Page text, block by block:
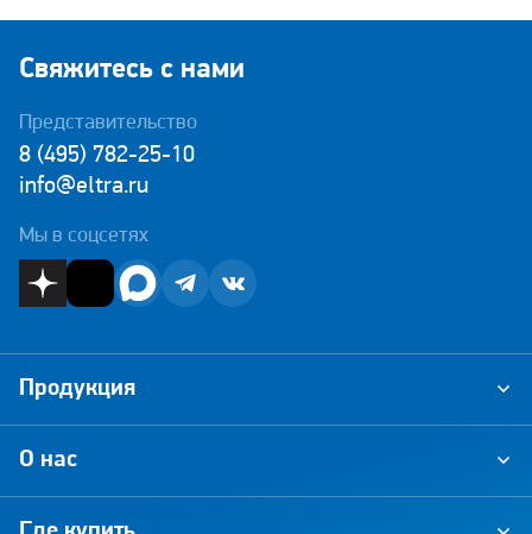
Свяжитесь с нами
Представительство
8 (495) 782-25-10
info@eltra.ru
Мы в соцсетях
О нас
Продукция